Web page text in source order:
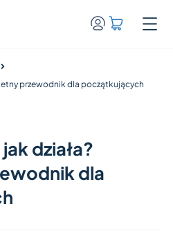
przewodnik dla początkujących
działa?
dla